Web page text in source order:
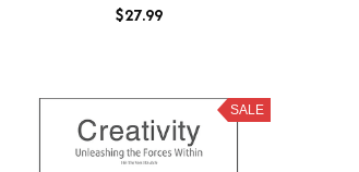
$27.99
SALE